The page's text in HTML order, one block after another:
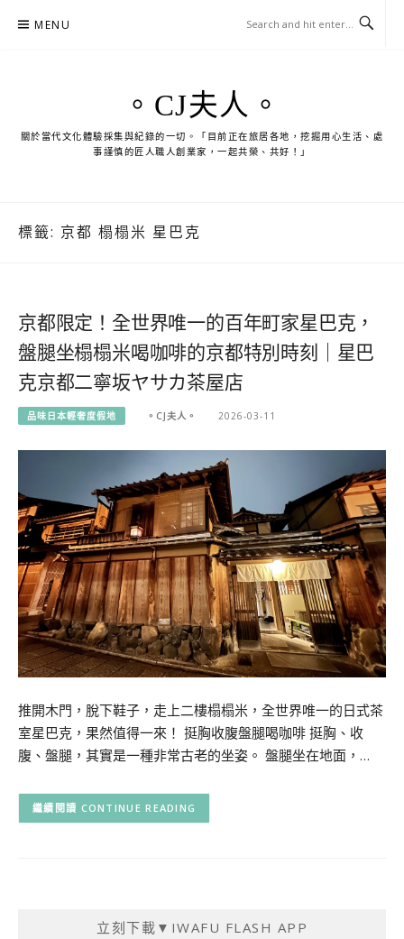
MENU
。CJ夫人。
關於當代文化體驗採集與紀錄的一切。「目前正在旅居各地，挖掘用心生活、處
事謹慎的匠人職人創業家，一起共榮、共好！」
標籤: 京都 榻榻米 星巴克
京都限定！全世界唯一的百年町家星巴克，
盤腿坐榻榻米喝咖啡的京都特別時刻｜星巴
克京都二寧坂ヤサカ茶屋店
品味日本輕奢度假地 。CJ夫人。 2026-03-11
推開木門，脫下鞋子，走上二樓榻榻米，全世界唯一的日式茶
室星巴克，果然值得一來！ 挺胸收腹盤腿喝咖啡 挺胸、收
腹、盤腿，其實是一種非常古老的坐姿。 盤腿坐在地面，…
CONTINUE READING
立刻下載▼IWAFU FLASH APP